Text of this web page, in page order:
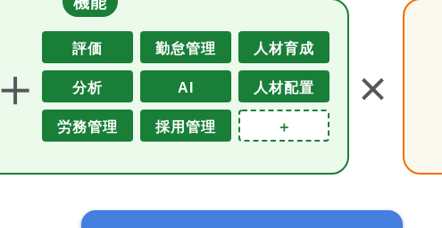
＋
評価 勤怠管理
人材育成
分析
AI
人材配置
労務管理
採用管理 ＋ ＋